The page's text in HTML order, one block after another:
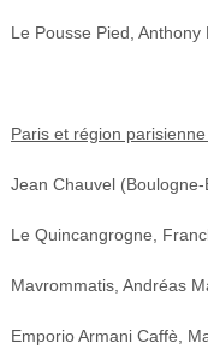
Le Pousse Pied,
Paris et région
Jean Chauvel
Le Quincangrogne,
Mavrommatis, Andréas
Emporio Armani Caffè,